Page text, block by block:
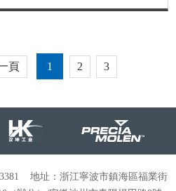
頁 1 2 3
地址：浙江寧波市鎮海區福業街